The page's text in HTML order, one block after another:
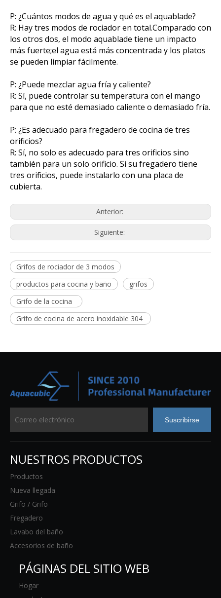
P: ¿Cuántos modos de agua y qué es el aquablade?
R: Hay tres modos de rociador en total.Comparado con
los otros dos, el modo aquablade tiene un impacto
más fuerte;el agua está más concentrada y los platos
se pueden limpiar fácilmente.
P: ¿Puede mezclar agua fría y caliente?
R: Sí, puede controlar su temperatura con el mango
para que no esté demasiado caliente o demasiado fría.
P: ¿Es adecuado para fregadero de cocina de tres
orificios?
R: Sí, no solo es adecuado para tres orificios sino
también para un solo orificio. Si su fregadero tiene
tres orificios, puede instalarlo con una placa de
cubierta.
Anterior:
Siguiente:
Grifos de rociador de 3 modos
productos para cocina y baño
grifos
Grifo de la cocina
Grifo de cocina de acero inoxidable 304
Suscribirse
NUESTROS PRODUCTOS
Productos
Nueva llegada
Grifo / Grifo
Fregadero
Lavabo del baño
Accesorios de baño
PÁGINAS DEL SITIO WEB
Hogar